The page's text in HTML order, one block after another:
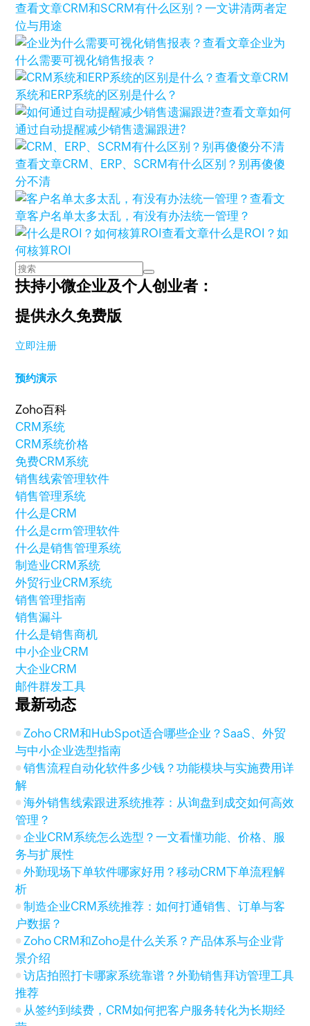
查看文章CRM和SCRM有什么区别？一文讲清两者定
位与用途
查看文章企业为
什么需要可视化销售报表？
查看文章CRM
系统和ERP系统的区别是什么？
查看文章如何
通过自动提醒减少销售遗漏跟进?
查看文章CRM、ERP、SCRM有什么区别？别再傻傻
分不清
查看文
章客户名单太多太乱，有没有办法统一管理？
查看文章什么是ROI？如
何核算ROI
扶持小微企业及个人创业者：
提供永久免费版
立即注册
预约演示
Zoho百科
CRM系统
CRM系统价格
免费CRM系统
销售线索管理软件
销售管理系统
什么是CRM
什么是crm管理软件
什么是销售管理系统
制造业CRM系统
外贸行业CRM系统
销售管理指南
销售漏斗
什么是销售商机
中小企业CRM
大企业CRM
邮件群发工具
最新动态
Zoho CRM和HubSpot适合哪些企业？SaaS、外贸
与中小企业选型指南
销售流程自动化软件多少钱？功能模块与实施费用详
解
海外销售线索跟进系统推荐：从询盘到成交如何高效
管理？
企业CRM系统怎么选型？一文看懂功能、价格、服
务与扩展性
外勤现场下单软件哪家好用？移动CRM下单流程解
析
制造企业CRM系统推荐：如何打通销售、订单与客
户数据？
Zoho CRM和Zoho是什么关系？产品体系与企业背
景介绍
访店拍照打卡哪家系统靠谱？外勤销售拜访管理工具
推荐
从签约到续费，CRM如何把客户服务转化为长期经